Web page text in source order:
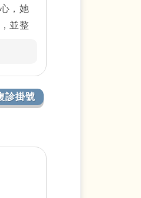
，她
並整
診掛號